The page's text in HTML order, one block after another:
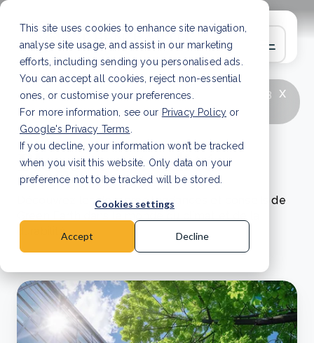
This site uses cookies to enhance site navigation,
analyse site usage, and assist in our marketing
efforts, including sending you personalised ads.
You can accept all cookies, reject non-essential
ones, or customise your preferences.
For more information, see our Privacy Policy or
Google's Privacy Terms
If you decline, your information won’t be tracked
when you visit this website. Only data on your
preference not to be tracked will be stored.
Cookies settings
Accept Decline
x
LATEST ARTICLE
How to improve Scope 3
data accuracy for CSRD Read Article
Blogs et actualités
Découvrez les dernières tendances et conseils de
durabilité.